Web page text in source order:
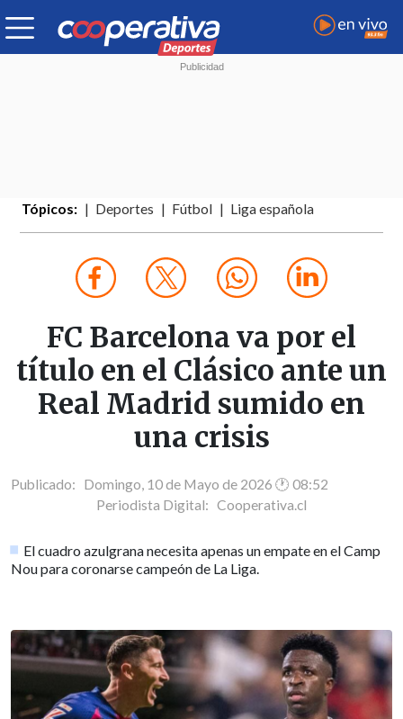
Tópicos: Deportes Fútbol Liga española
FC Barcelona va por el
título en el Clásico ante un
Real Madrid sumido en
una crisis
Publicado: Domingo, 10 de Mayo de 2026 🕐 08:52
Periodista Digital: Cooperativa.cl
El cuadro azulgrana necesita apenas un empate en el Camp
Nou para coronarse campeón de La Liga.